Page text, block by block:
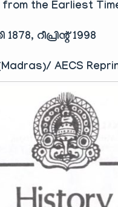
the Earliest
റീപ്രിന്റ് 1998
AECS